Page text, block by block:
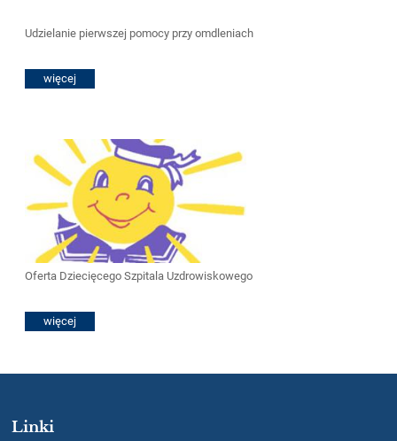
Udzielanie pierwszej pomocy przy omdleniach
więcej
Oferta Dziecięcego Szpitala Uzdrowiskowego
więcej
Linki